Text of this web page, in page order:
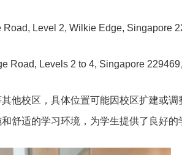
Level 2, Wilkie Edge, Singapore
Road, Levels 2 to 4, Singapore 229469
他校区，具体位置可能因校区扩建或
舒适的学习环境，为学生提供了良好的